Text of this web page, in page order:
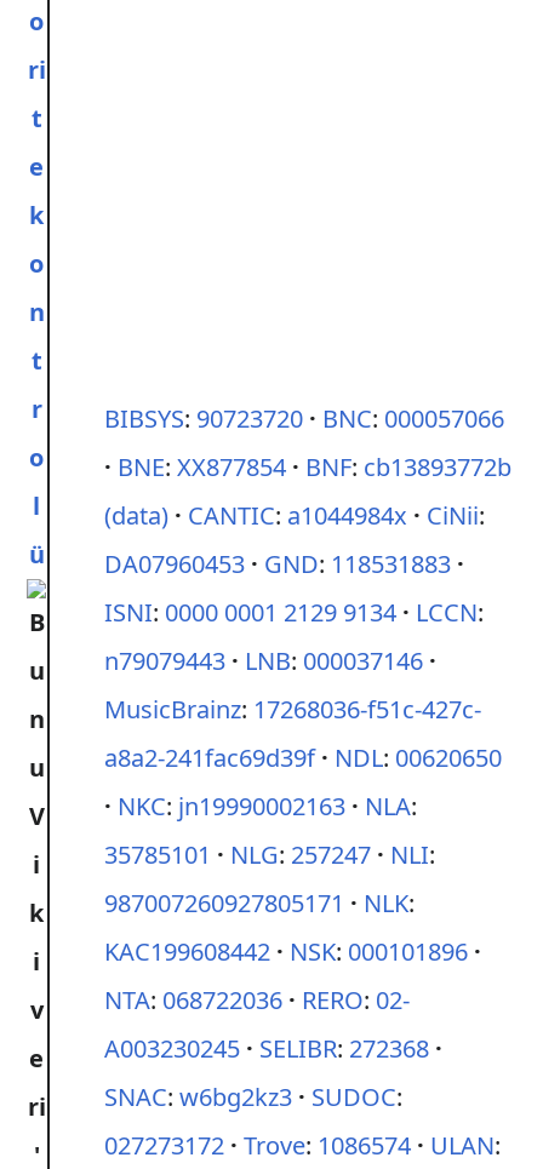
o
ri
t
e
k
o
n
t
r
o
l
ü
BIBSYS: 90723720 BNC: 000057066
BNE: XX877854 BNF: cb13893772b
(data)
CANTIC: a1044984x CiNii:
DA07960453
GND: 118531883
ISNI: 0000 0001 2129 9134 LCCN:
n79079443
LNB: 000037146
MusicBrainz: 17268036-f51c-427c-
a8a2-241fac69d39f
NDL: 00620650
NKC: jn19990002163 NLA:
35785101
NLG: 257247 NLI:
987007260927805171
NLK:
KAC199608442
NSK: 000101896
NTA: 068722036 RERO: 02-
A003230245
SELIBR: 272368
SNAC: w6bg2kz3 SUDOC:
027273172 Trove: 1086574 ULAN: